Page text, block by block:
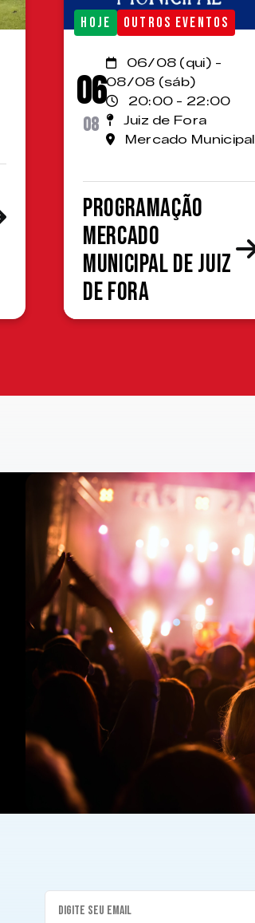
HOJE OUTROS EVENTOS
06
08
06/08 (qui) -
08/08 (sáb)
20:00 - 22:00
Juiz de Fora
Mercado Municipal
Programação
Mercado
Municipal de Juiz
de Fora